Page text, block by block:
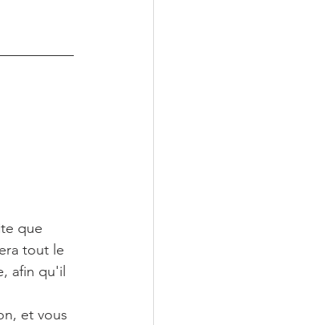
que
tout le
afin qu'il
et vous